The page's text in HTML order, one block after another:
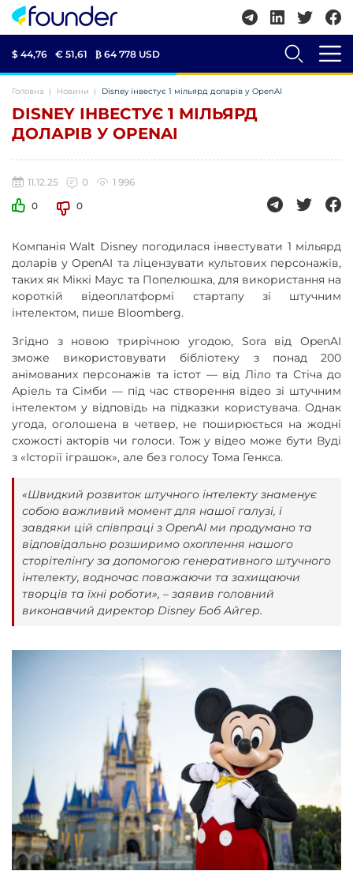
$ 44,76 € 51,61 ₿ 64 778 USD
Головна Новини Disney інвестує 1 мільярд доларів у OpenAI
DISNEY ІНВЕСТУЄ 1 МІЛЬЯРД
ДОЛАРІВ У OPENAI
11.12.25 0
1 996
0
0
Компанія Walt Disney погодилася інвестувати 1 мільярд
доларів у OpenAI та ліцензувати культових персонажів,
таких як Міккі Маус та Попелюшка, для використання на
короткій відеоплатформі стартапу зі штучним
інтелектом, пише Bloomberg.
Згідно з новою трирічною угодою, Sora від OpenAI
зможе використовувати бібліотеку з понад 200
анімованих персонажів та істот — від Ліло та Стіча до
Аріель та Сімби — під час створення відео зі штучним
інтелектом у відповідь на підказки користувача. Однак
угода, оголошена в четвер, не поширюється на жодні
схожості акторів чи голоси. Тож у відео може бути Вуді
з «Історії іграшок», але без голосу Тома Генкса.
«Швидкий розвиток штучного інтелекту знаменує
собою важливий момент для нашої галузі, і
завдяки цій співпраці з OpenAI ми продумано та
відповідально розширимо охоплення нашого
сторітелінгу за допомогою генеративного штучного
інтелекту, водночас поважаючи та захищаючи
творців та їхні роботи», – заявив головний
виконавчий директор Disney Боб Айгер.